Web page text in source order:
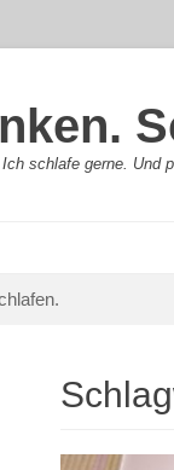
schlafe gerne. Und